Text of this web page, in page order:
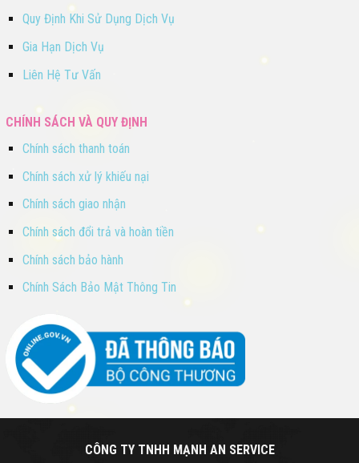
Quy Định Khi Sử Dụng Dịch Vụ
Gia Hạn Dịch Vụ
Liên Hệ Tư Vấn
CHÍNH SÁCH VÀ QUY ĐỊNH
Chính sách thanh toán
Chính sách xử lý khiếu nại
Chính sách giao nhận
Chính sách đổi trả và hoàn tiền
Chính sách bảo hành
Chính Sách Bảo Mật Thông Tin
CÔNG TY TNHH MẠNH AN SERVICE